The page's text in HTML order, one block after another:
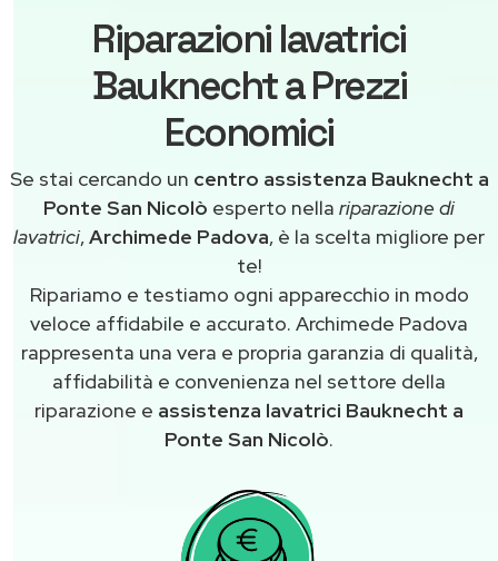
Riparazioni lavatrici
Bauknecht a Prezzi
Economici
Se stai cercando un centro assistenza Bauknecht a
Ponte San Nicolò esperto nella riparazione di
lavatrici,Archimede Padova, è la scelta migliore per
te!
Ripariamo e testiamo ogni apparecchio in modo
veloce affidabile e accurato. Archimede Padova
rappresenta una vera e propria garanzia di qualità,
affidabilità e convenienza nel settore della
riparazione e assistenza lavatrici Bauknecht a
Ponte San Nicolò.